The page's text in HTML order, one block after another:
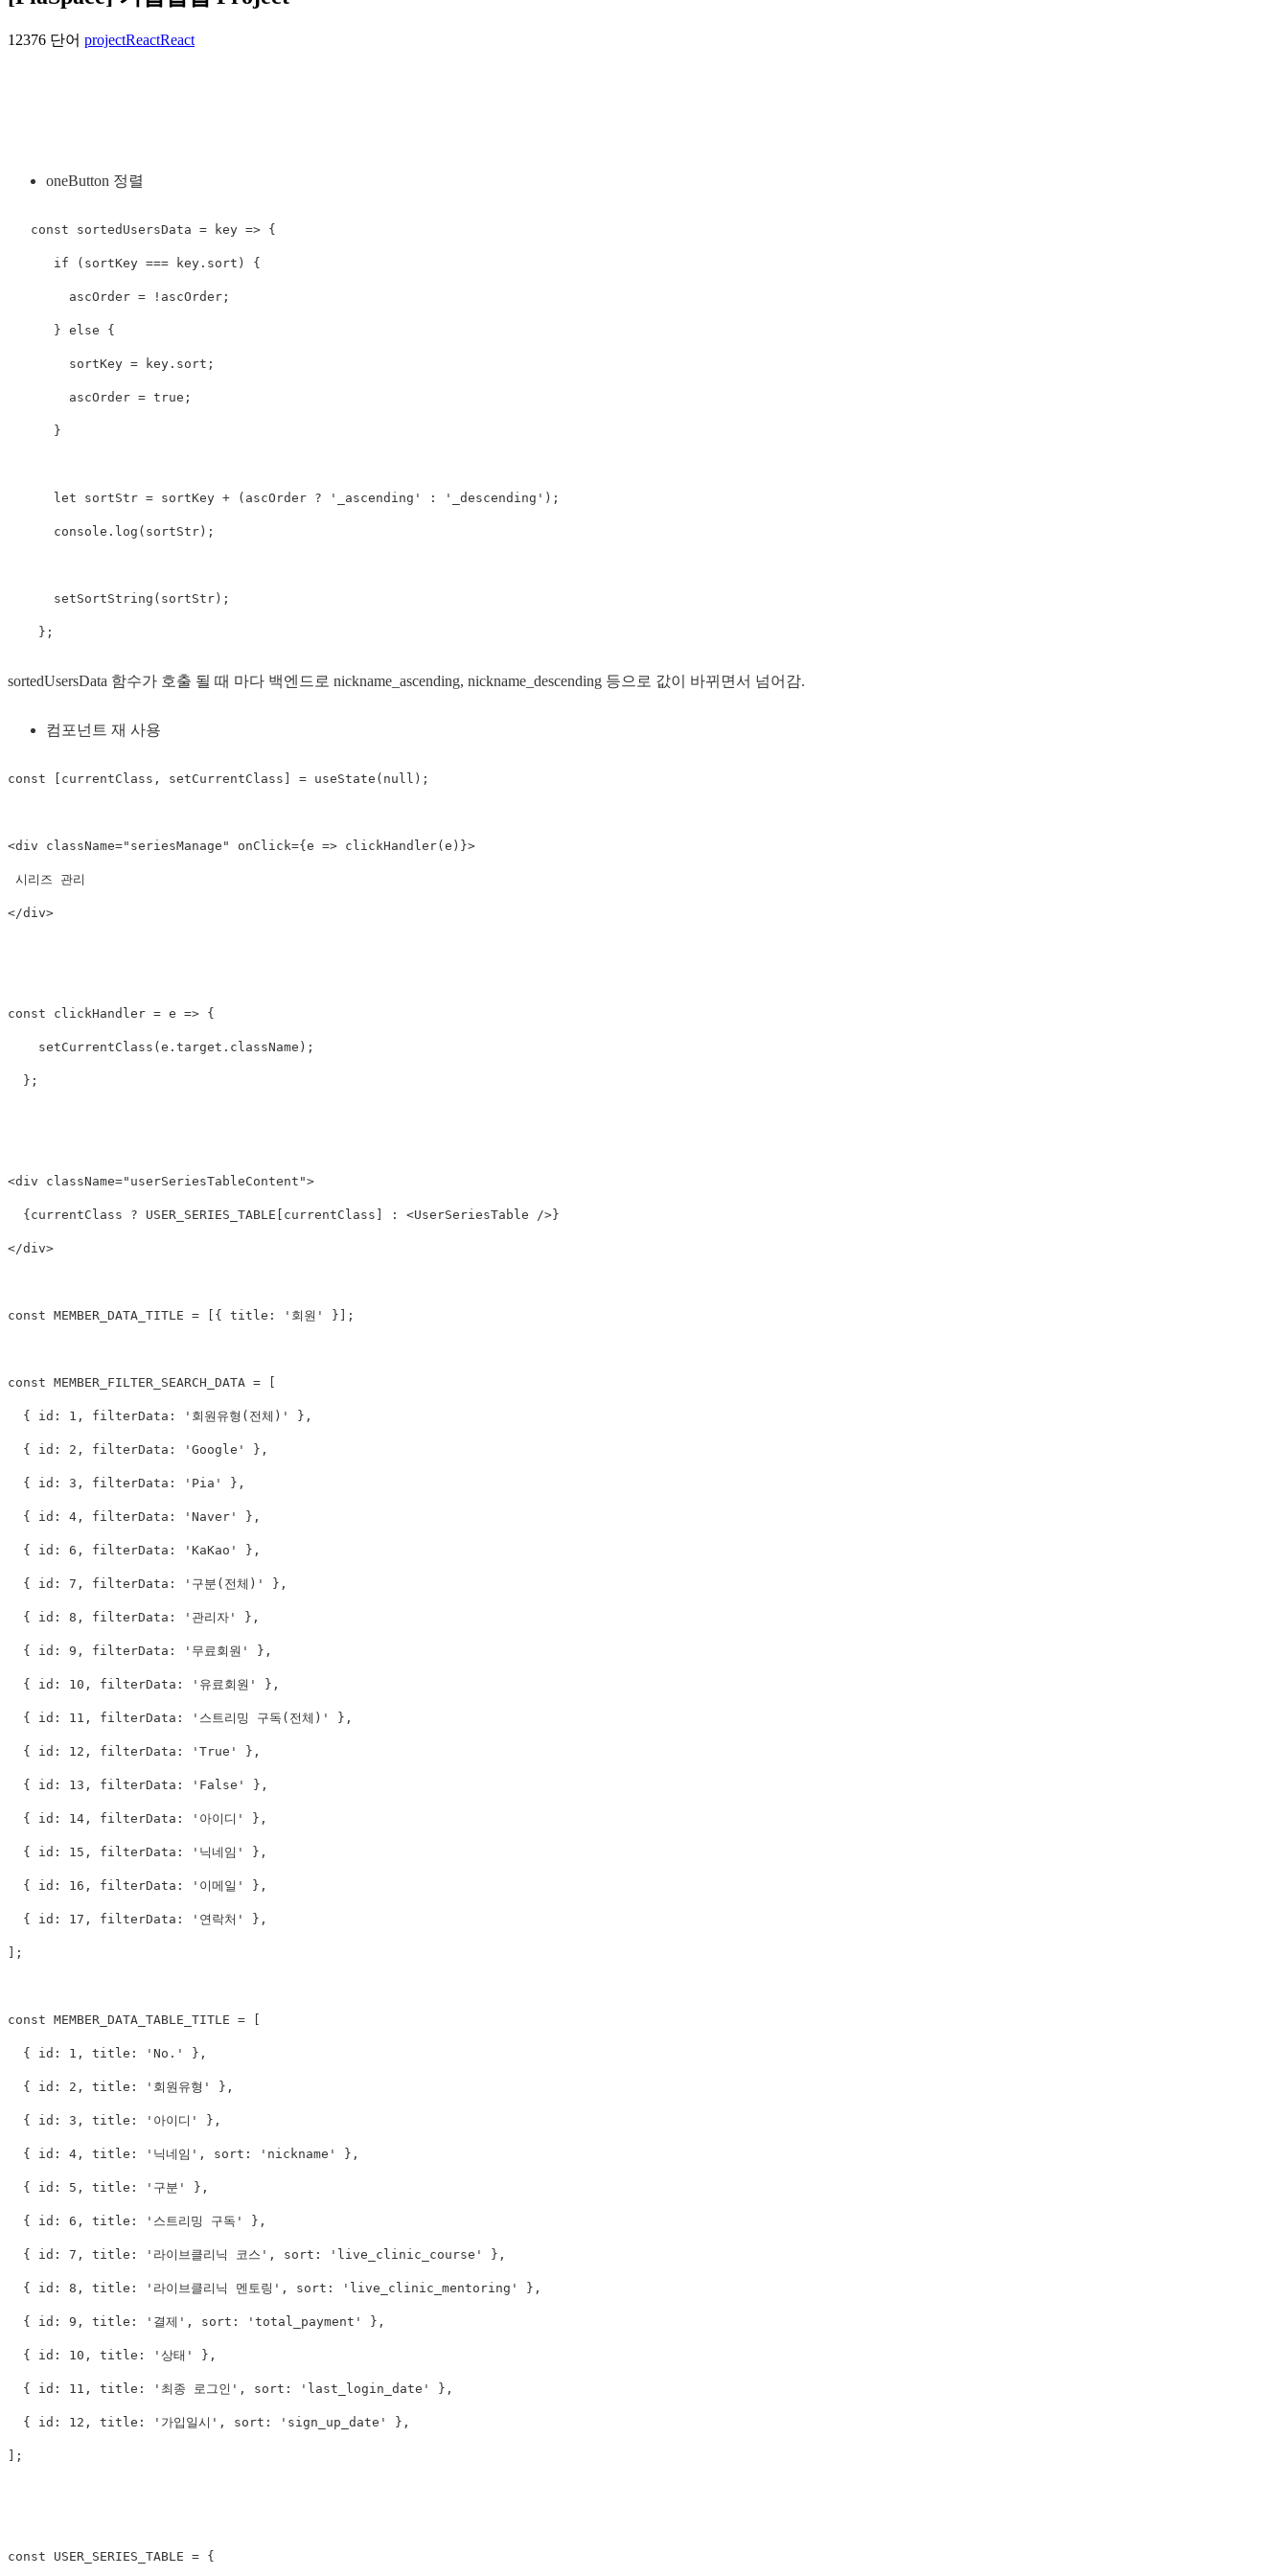
12376 단어 projectReactReact
oneButton 정렬
   const sortedUsersData = key => {
      if (sortKey === key.sort) {
        ascOrder = !ascOrder;
      } else {
        sortKey = key.sort;
        ascOrder = true;
      }
      let sortStr = sortKey + (ascOrder ? '_ascending' : '_descending');
      console.log(sortStr);
      setSortString(sortStr);
    };
sortedUsersData 함수가 호출 될 때 마다 백엔드로 nickname_ascending, nickname_descending 등으로 값이 바뀌면서 넘어감.
컴포넌트 재 사용
const [currentClass, setCurrentClass] = useState(null);
<div className="seriesManage" onClick={e => clickHandler(e)}>
</div>
const clickHandler = e => {
    setCurrentClass(e.target.className);
  };
<div className=" userSeriesTableContent ">
  {currentClass ? USER_SERIES_TABLE[currentClass] :
<UserSeriesTable />
</div>
const MEMBER_DATA_TITLE = [{ title: '회원' }];
const MEMBER_FILTER_SEARCH_DATA = [
  { id: 1, filterData: '회원유형(전체)' },
  { id: 2, filterData: 'Google' },
  { id: 3, filterData: 'Pia' },
  { id: 4, filterData: 'Naver' },
  { id: 6, filterData: 'KaKao' },
  { id: 7, filterData: '구분(전체)' },
  { id: 8, filterData: '관리자' },
  { id: 9, filterData: '무료회원' },
  { id: 10, filterData: '유료회원' },
  { id: 11, filterData: '스트리밍 구독(전체)' },
  { id: 12, filterData: 'True' },
  { id: 13, filterData: 'False' },
  { id: 14, filterData: '아이디' },
  { id: 15, filterData: '닉네임' },
  { id: 16, filterData: '이메일' },
  { id: 17, filterData: '연락처' },
];
const MEMBER_DATA_TABLE_TITLE = [
  { id: 1, title: 'No.' },
  { id: 2, title: '회원유형' },
  { id: 3, title: '아이디' },
  { id: 4, title: '닉네임', sort: 'nickname' },
  { id: 5, title: '구분' },
  { id: 6, title: '스트리밍 구독' },
  { id: 7, title: '라이브클리닉 코스', sort: 'live_clinic_course' },
  { id: 8, title: '라이브클리닉 멘토링', sort: 'live_clinic_mentoring' },
  { id: 9, title: '결제', sort: 'total_payment' },
  { id: 10, title: '상태' },
  { id: 11, title: '최종 로그인', sort: 'last_login_date' },
  { id: 12, title: '가입일시', sort: 'sign_up_date' },
];
const USER_SERIES_TABLE = {